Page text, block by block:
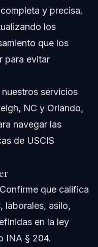
y precisa.
los
que los
para evitar
nuestros servicios
NC y Orlando,
navegar las
de USCIS
que califica
laborales, asilo,
en la ley
INA § 204.